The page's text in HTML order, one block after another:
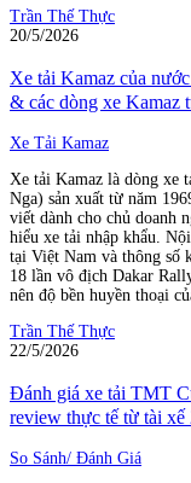
Trần Thế Thực
20/5/2026
Xe tải Kamaz của
& các dòng xe Kamaz
Xe Tải Kamaz
Xe tải Kamaz là dòng xe
Nga) sản xuất từ năm
viết dành cho chủ doanh
hiểu xe tải nhập khẩu.
tại Việt Nam và thông số
18 lần vô địch Dakar
nên độ bền huyền thoại
Trần Thế Thực
22/5/2026
Đánh giá xe tải TMT
review thực tế từ tài xế
So Sánh/ Đánh Giá